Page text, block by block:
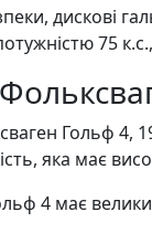
дискові
75
Гольф 4,
яка має
4 має